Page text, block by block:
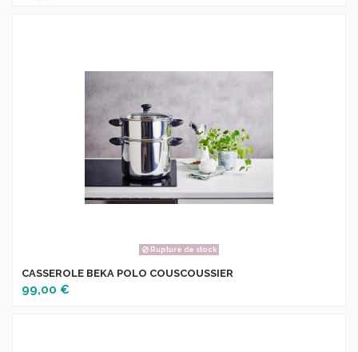
Rupture de stock
CASSEROLE BEKA POLO COUSCOUSSIER
99,00 €